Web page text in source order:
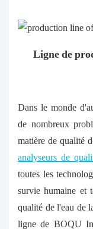
Ligne de
Dans le monde
de nombreux
matière de qualité
analyseurs de
toutes les
survie humaine et
qualité de l'eau de
ligne de BOQU